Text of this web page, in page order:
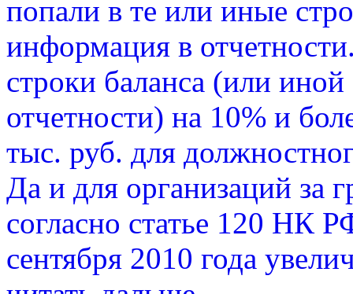
попали в те или иные
информация в
строки баланса (или
отчетности) на 10% и
тыс. руб. для
Да и для организаций за
согласно статье 120 НК
сентября 2010 года